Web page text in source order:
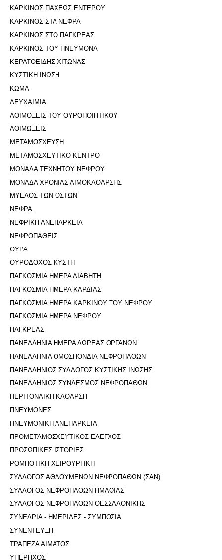
ΚΑΡΚΙΝΟΣ ΠΑΧΕΩΣ ΕΝΤΕΡΟΥ
ΚΑΡΚΙΝΟΣ ΣΤΑ ΝΕΦΡΑ
ΚΑΡΚΙΝΟΣ ΣΤΟ ΠΑΓΚΡΕΑΣ
ΚΑΡΚΙΝΟΣ ΤΟΥ ΠΝΕΥΜΟΝΑ
ΚΕΡΑΤΟΕΙΔΗΣ ΧΙΤΩΝΑΣ
ΚΥΣΤΙΚΗ ΙΝΩΣΗ
ΚΩΜΑ
ΛΕΥΧΑΙΜΙΑ
ΛΟΙΜΟΞΕΙΣ ΤΟΥ ΟΥΡΟΠΟΙΗΤΙΚΟΥ
ΛΟΙΜΩΞΕΙΣ
ΜΕΤΑΜΟΣΧΕΥΣΗ
ΜΕΤΑΜΟΣΧΕΥΤΙΚΟ ΚΕΝΤΡΟ
ΜΟΝΑΔΑ ΤΕΧΝΗΤΟΥ ΝΕΦΡΟΥ
ΜΟΝΑΔΑ ΧΡΟΝΙΑΣ ΑΙΜΟΚΑΘΑΡΣΗΣ
ΜΥΕΛΟΣ ΤΩΝ ΟΣΤΩΝ
ΝΕΦΡΑ
ΝΕΦΡΙΚΗ ΑΝΕΠΑΡΚΕΙΑ
ΝΕΦΡΟΠΑΘΕΙΣ
ΟΥΡΑ
ΟΥΡΟΔΟΧΟΣ ΚΥΣΤΗ
ΠΑΓΚΟΣΜΙΑ ΗΜΕΡΑ ΔΙΑΒΗΤΗ
ΠΑΓΚΟΣΜΙΑ ΗΜΕΡΑ ΚΑΡΔΙΑΣ
ΠΑΓΚΟΣΜΙΑ ΗΜΕΡΑ ΚΑΡΚΙΝΟΥ ΤΟΥ ΝΕΦΡΟΥ
ΠΑΓΚΟΣΜΙΑ ΗΜΕΡΑ ΝΕΦΡΟΥ
ΠΑΓΚΡΕΑΣ
ΠΑΝΕΛΛΗΝΙΑ ΗΜΕΡΑ ΔΩΡΕΑΣ ΟΡΓΑΝΩΝ
ΠΑΝΕΛΛΗΝΙΑ ΟΜΟΣΠΟΝΔΙΑ ΝΕΦΡΟΠΑΘΩΝ
ΠΑΝΕΛΛΗΝΙΟΣ ΣΥΛΛΟΓΟΣ ΚΥΣΤΙΚΗΣ ΙΝΩΣΗΣ
ΠΑΝΕΛΛΗΝΙΟΣ ΣΥΝΔΕΣΜΟΣ ΝΕΦΡΟΠΑΘΩΝ
ΠΕΡΙΤΟΝΑΙΚΗ ΚΑΘΑΡΣΗ
ΠΝΕΥΜΟΝΕΣ
ΠΝΕΥΜΟΝΙΚΗ ΑΝΕΠΑΡΚΕΙΑ
ΠΡΟΜΕΤΑΜΟΣΧΕΥΤΙΚΟΣ ΕΛΕΓΧΟΣ
ΠΡΟΣΩΠΙΚΕΣ ΙΣΤΟΡΙΕΣ
ΡΟΜΠΟΤΙΚΗ ΧΕΙΡΟΥΡΓΙΚΗ
ΣΥΛΛΟΓΟΣ ΑΘΛΟΥΜΕΝΩΝ ΝΕΦΡΟΠΑΘΩΝ (ΣΑΝ)
ΣΥΛΛΟΓΟΣ ΝΕΦΡΟΠΑΘΩΝ ΗΜΑΘΙΑΣ
ΣΥΛΛΟΓΟΣ ΝΕΦΡΟΠΑΘΩΝ ΘΕΣΣΑΛΟΝΙΚΗΣ
ΣΥΝΕΔΡΙΑ - ΗΜΕΡΙΔΕΣ - ΣΥΜΠΟΣΙΑ
ΣΥΝΕΝΤΕΥΞΗ
ΤΡΑΠΕΖΑ ΑΙΜΑΤΟΣ
ΥΠΕΡΗΧΟΣ